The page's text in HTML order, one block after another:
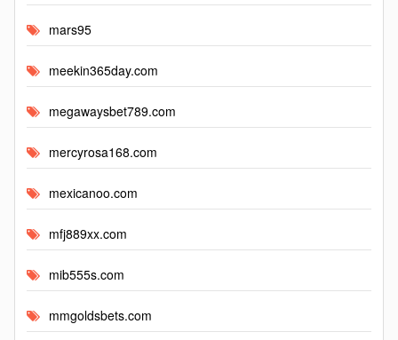
mars95
meekin365day.com
megawaysbet789.com
mercyrosa168.com
mexicanoo.com
mfj889xx.com
mib555s.com
mmgoldsbets.com